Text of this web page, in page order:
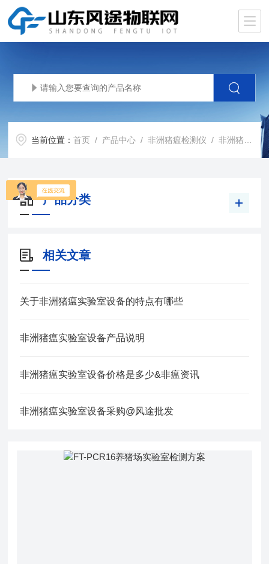
当前位置：首页 / 产品中心 /非洲猪瘟检测仪 /非洲猪瘟实验室设备
产品分类
相关文章
关于非洲猪瘟实验室设备的特点有哪些
非洲猪瘟实验室设备产品说明
非洲猪瘟实验室设备价格是多少&非瘟资讯
非洲猪瘟实验室设备采购@风途批发